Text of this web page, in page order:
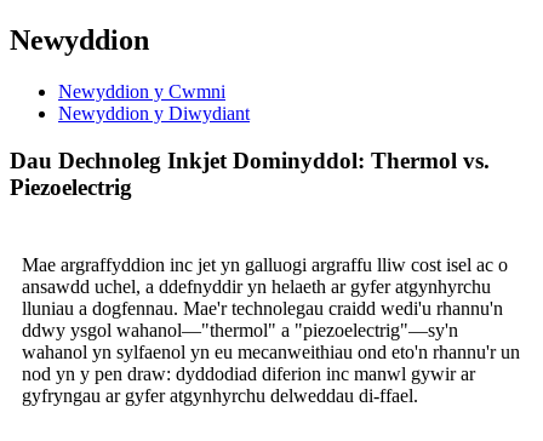
Newyddion
Newyddion y Cwmni
Newyddion y Diwydiant
Dau Dechnoleg Inkjet Dominyddol: Thermol vs.
Piezoelectrig
Mae argraffyddion inc jet yn galluogi argraffu lliw cost isel ac o
ansawdd uchel, a ddefnyddir yn helaeth ar gyfer atgynhyrchu
lluniau a dogfennau. Mae'r technolegau craidd wedi'u rhannu'n
ddwy ysgol wahanol—"thermol" a "piezoelectrig"—sy'n
wahanol yn sylfaenol yn eu mecanweithiau ond eto'n rhannu'r un
nod yn y pen draw: dyddodiad diferion inc manwl gywir ar
gyfryngau ar gyfer atgynhyrchu delweddau di-ffael.